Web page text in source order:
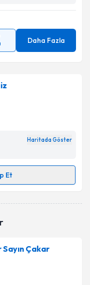
Daha Fazla
Haritada Göster
Et
almanız için bir
Sayın Çakar